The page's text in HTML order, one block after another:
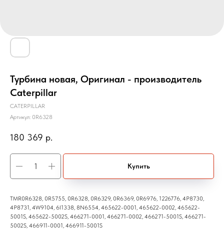
Турбина новая, Оригинал - производитель
Caterpillar
CATERPILLAR
Артикул: 0R6328
180 369 р.
Купить
TMR0R6328, 0R5755, 0R6328, 0R6329, 0R6369, 0R6976, 1226776, 4P8730,
4P8731, 4W9104, 6I1338, 8N6554, 465622-0001, 465622-0002, 465622-
5001S, 465622-5002S, 466271-0001, 466271-0002, 466271-5001S, 466271-
5002S, 466911-0001, 466911-5001S